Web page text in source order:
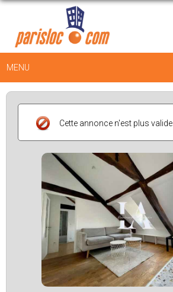
MENU
Cette annonce n'est plus valide.